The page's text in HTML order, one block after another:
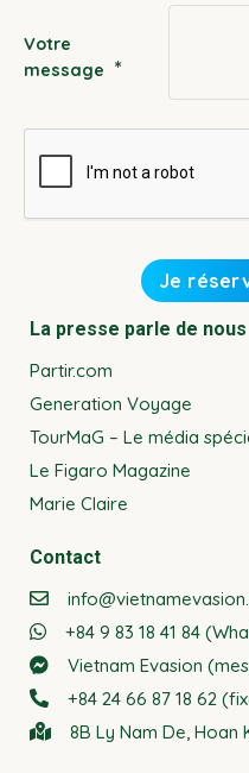
Votre
message *
La presse parle de nous
Partir.com
Generation Voyage
TourMaG – Le média
Le Figaro Magazine
Marie Claire
Contact
+84 9 83 18 41 84
Vietnam Evasion
+84 24 66 87 18 62
8B Ly Nam De, Hoan